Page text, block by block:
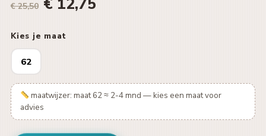
€ 25,50 € 12,75
Kies je maat
62
maatwijzer: maat 62 ≈ 2-4 mnd — kies een maat voor
advies